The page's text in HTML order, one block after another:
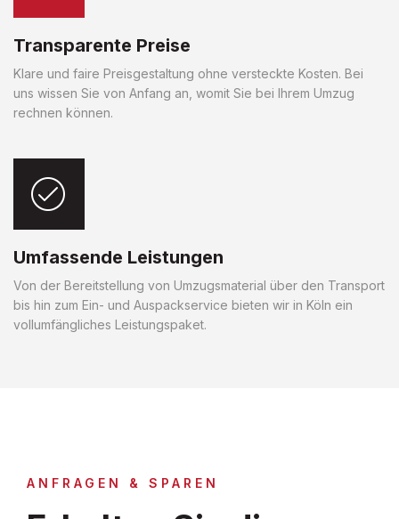
Transparente Preise
Klare und faire Preisgestaltung ohne versteckte Kosten. Bei
uns wissen Sie von Anfang an, womit Sie bei Ihrem Umzug
rechnen können.
Umfassende Leistungen
Von der Bereitstellung von Umzugsmaterial über den Transport
bis hin zum Ein- und Auspackservice bieten wir in Köln ein
vollumfängliches Leistungspaket.
ANFRAGEN & SPAREN